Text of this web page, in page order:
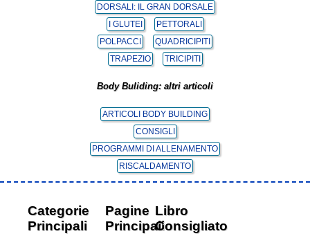
DORSALI: IL GRAN DORSALE
I GLUTEI
PETTORALI
POLPACCI
QUADRICIPITI
TRAPEZIO
TRICIPITI
Body Buliding: altri articoli
ARTICOLI BODY BUILDING
CONSIGLI
PROGRAMMI DI ALLENAMENTO
RISCALDAMENTO
Categorie
Principali
Pagine
Principali
Libro
Consigliato